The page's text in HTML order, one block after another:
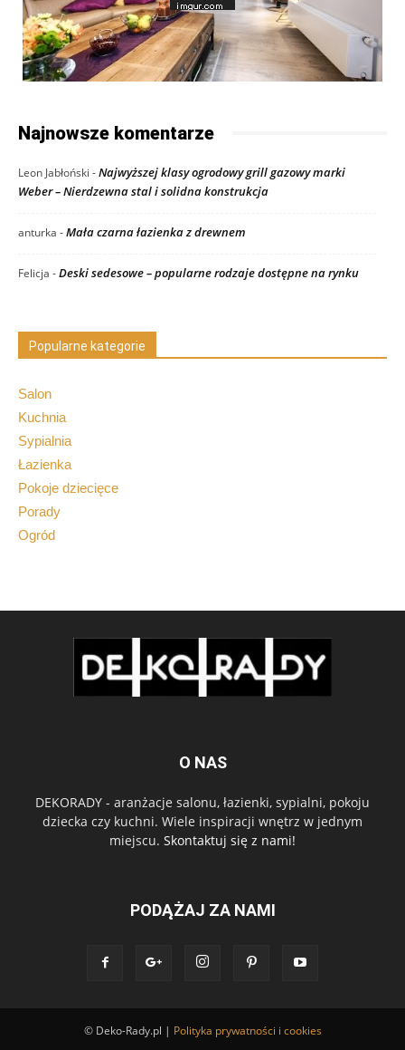
Najnowsze komentarze
Leon Jabłoński -Najwyższej klasy ogrodowy grill gazowy marki
Weber – Nierdzewna stal i solidna konstrukcja
anturka -Mała czarna łazienka z drewnem
Felicja -Deski sedesowe – popularne rodzaje dostępne na rynku
Popularne kategorie
Salon
Kuchnia
Sypialnia
Łazienka
Pokoje dziecięce
Porady
Ogród
O NAS
DEKORADY - aranżacje salonu, łazienki, sypialni, pokoju
dziecka czy kuchni. Wiele inspiracji wnętrz w jednym
miejscu. Skontaktuj się z nami!
PODĄŻAJ ZA NAMI
© Deko-Rady.pl | Polityka prywatności i cookies